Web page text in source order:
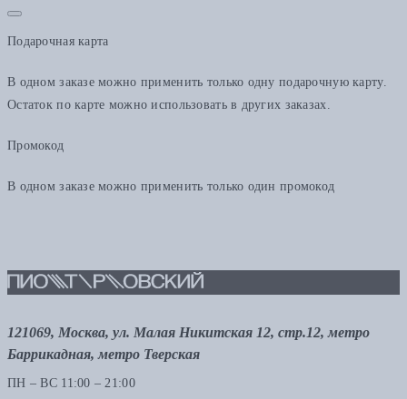
Подарочная карта
В одном заказе можно применить только одну подарочную карту.
Остаток по карте можно использовать в других заказах.
Промокод
В одном заказе можно применить только один промокод
121069, Москва, ул. Малая Никитская 12, стр.12, метро
Баррикадная, метро Тверская
ПН – ВС 11:00 – 21:00